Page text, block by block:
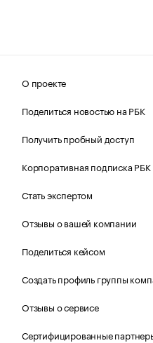
О проекте
Поделиться новостью на РБК
Получить пробный доступ
Корпоративная подписка РБК
Стать экспертом
Отзывы о вашей компании
Поделиться кейсом
Создать профиль группы
Отзывы о сервисе
Сертифицированные